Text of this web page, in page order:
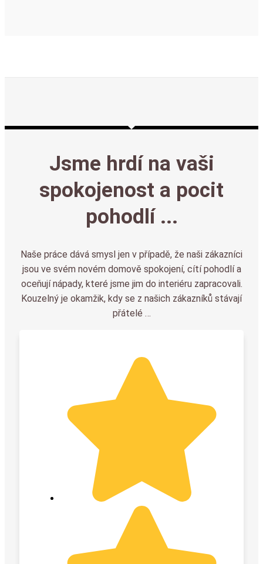
Jsme hrdí na vaši
spokojenost a pocit
pohodlí ...
Naše práce dává smysl jen v případě, že naši zákazníci
jsou ve svém novém domově spokojení, cítí pohodlí a
oceňují nápady, které jsme jim do interiéru zapracovali.
Kouzelný je okamžik, kdy se z našich zákazníků stávají
přátelé …